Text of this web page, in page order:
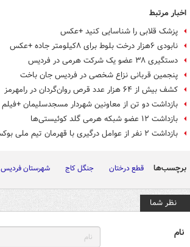
اخبار مرتبط
پزشک قلابی را شناسایی کنید +عکس
نابودی ۶هزار درخت بلوط برای ۸کیلومتر جاده +عکس
دستگیری ۳۸ عضو یک شرکت هرمی در فردیس
پنجمین قربانی نزاع شخصی در فردیس جان باخت
کشف بیش از ۶۴ هزار عدد قرص روان‌گردان در رامهرمز
بازداشت دو تن از معاونین شهردار مسجدسلیمان +فیلم
بازداشت ۱۲ عضو شبکه هرمی گلد کوئیستی‌ها
بازداشت ۲ نفر از عوامل درگیری با قهرمان تیم ملی بوکس
برچسب‌ها قطع درختان جنگل کاج شهرستان فردیس
نظر شما
نام